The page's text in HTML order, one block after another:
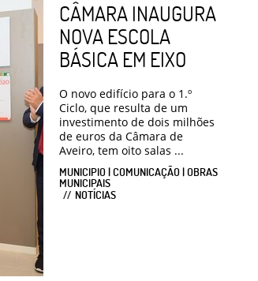
CÂMARA INAUGURA
NOVA ESCOLA
BÁSICA EM EIXO
O novo edifício para o 1.º
Ciclo, que resulta de um
investimento de dois milhões
de euros da Câmara de
Aveiro, tem oito salas ...
MUNICIPIO | COMUNICAÇÃO | OBRAS
MUNICIPAIS
NOTÍCIAS